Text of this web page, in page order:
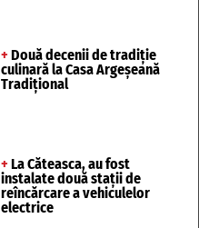
+ Două decenii de tradiție
culinară la Casa Argeșeană
Tradițional
+ La Căteasca, au fost
instalate două stații de
reîncărcare a vehiculelor
electrice